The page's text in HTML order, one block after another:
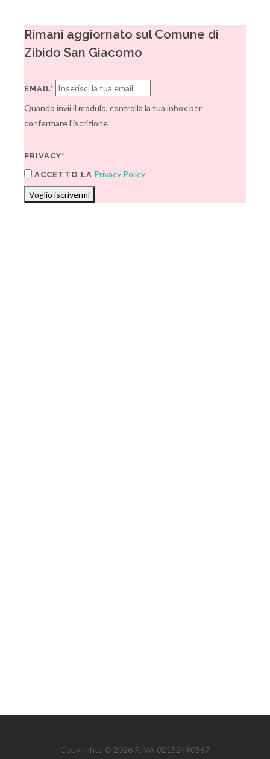
Rimani aggiornato sul Comune di
Zibido San Giacomo
EMAIL*
Quando invii il modulo, controlla la tua inbox per
confermare l'iscrizione
PRIVACY*
ACCETTO LA Privacy Policy
Voglio iscrivermi
Copyrights © 2026 P.IVA 02152490567